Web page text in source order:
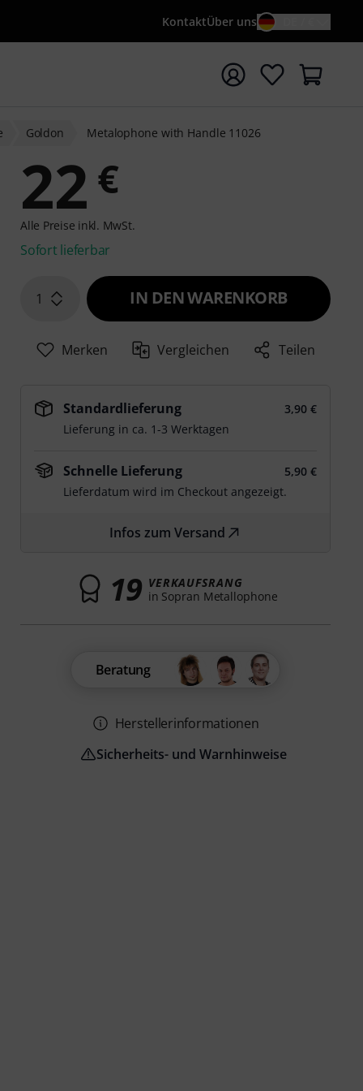
KontaktÜber uns
mit Suchwort {searchTerm} starten
Goldon Metalophone with Handle 11026
22 €
Alle Preise inkl. MwSt.
Sofort lieferbar
1 IN DEN WARENKORB
Merken Vergleichen Teilen
Standardlieferung
3,90 €
Lieferung in ca. 1-3 Werktagen
Schnelle Lieferung
5,90 €
Lieferdatum wird im Checkout angezeigt.
Infos zum Versand
19 VERKAUFSRANG
in Sopran Metallophone
Beratung
Herstellerinformationen
Sicherheits- und Warnhinweise